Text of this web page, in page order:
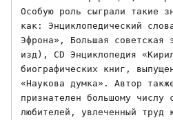
Особую роль сыграли такие
как: Энциклопедический
Эфрона», Большая советская
изд), CD Энциклопедия
биографических книг,
«Наукова думка». Автор
признателен большому числу
любителей, увлеченный труд